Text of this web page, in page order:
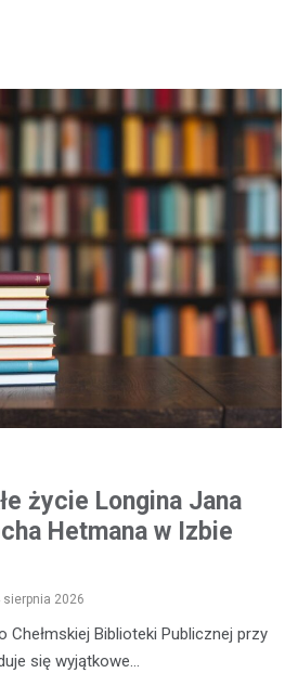
życie Longina Jana
Hetmana w Izbie
sierpnia 2026
Chełmskiej Biblioteki Publicznej przy
się wyjątkowe…